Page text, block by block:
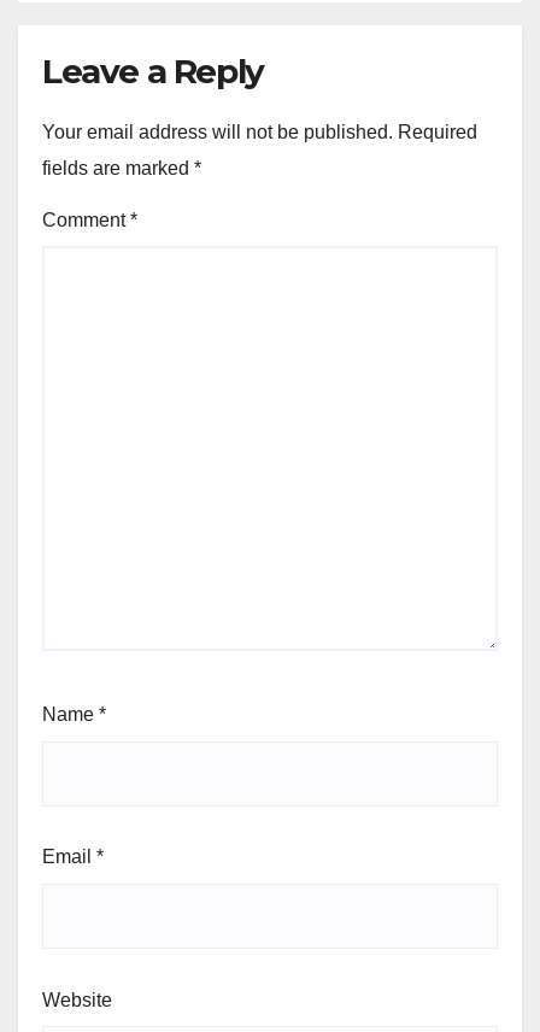
Leave a Reply
Your email address will not be published. Required
fields are marked *
Comment*
Name *
Email *
Website